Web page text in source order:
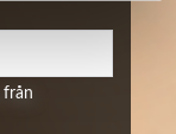
från